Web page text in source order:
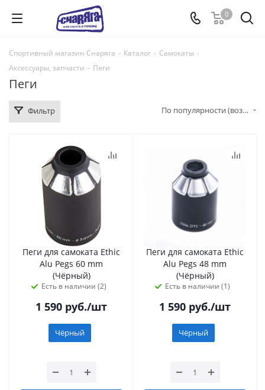
0
Спортивный магазин Снаряга - Каталог - Самокаты -
Аксессуары, запчасти - Пеги
Пеги
Фильтр По популярности (возрастание)
Пеги для самоката Ethic
Alu Pegs 60 mm
(Чёрный)
Есть в наличии (2)
1 590 руб./шт
Чёрный
Пеги для самоката Ethic
Alu Pegs 48 mm
(Чёрный)
Есть в наличии (1)
1 590 руб./шт
Чёрный